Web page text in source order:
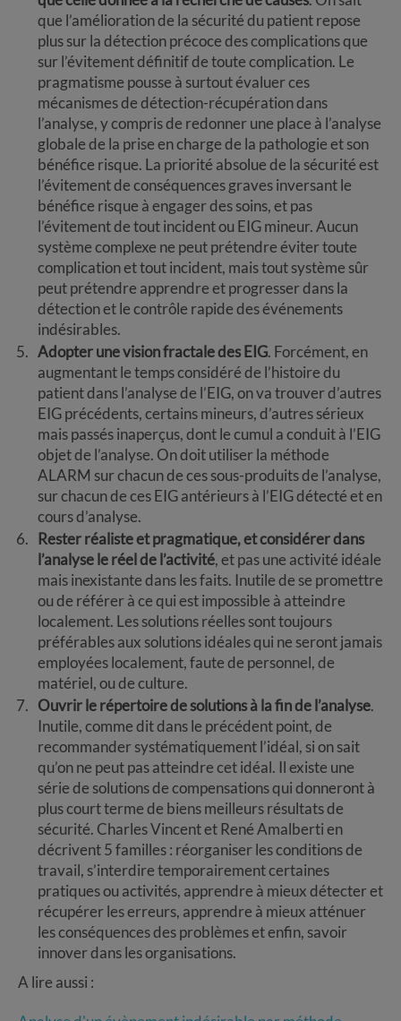
que l’amélioration de la sécurité du patient repose
plus sur la détection précoce des complications que
sur l’évitement définitif de toute complication. Le
pragmatisme pousse à surtout évaluer ces
mécanismes de détection-récupération dans
l’analyse, y compris de redonner une place à l’analyse
globale de la prise en charge de la pathologie et son
bénéfice risque. La priorité absolue de la sécurité est
l’évitement de conséquences graves inversant le
bénéfice risque à engager des soins, et pas
l’évitement de tout incident ou EIG mineur. Aucun
système complexe ne peut prétendre éviter toute
complication et tout incident, mais tout système sûr
peut prétendre apprendre et progresser dans la
détection et le contrôle rapide des événements
indésirables.
Adopter une vision fractale des EIG. Forcément, en
augmentant le temps considéré de l’histoire du
patient dans l’analyse de l’EIG, on va trouver d’autres
EIG précédents, certains mineurs, d’autres sérieux
mais passés inaperçus, dont le cumul a conduit à l’EIG
objet de l’analyse. On doit utiliser la méthode
ALARM sur chacun de ces sous-produits de l’analyse,
sur chacun de ces EIG antérieurs à l’EIG détecté et en
cours d’analyse.
Rester réaliste et pragmatique, et considérer dans
l’analyse le réel de l’activité, et pas une activité idéale
mais inexistante dans les faits. Inutile de se promettre
ou de référer à ce qui est impossible à atteindre
localement. Les solutions réelles sont toujours
préférables aux solutions idéales qui ne seront jamais
employées localement, faute de personnel, de
matériel, ou de culture.
Ouvrir le répertoire de solutions à la fin de l’analyse.
Inutile, comme dit dans le précédent point, de
recommander systématiquement l’idéal, si on sait
qu’on ne peut pas atteindre cet idéal. Il existe une
série de solutions de compensations qui donneront à
plus court terme de biens meilleurs résultats de
sécurité. Charles Vincent et René Amalberti en
décrivent 5 familles : réorganiser les conditions de
travail, s’interdire temporairement certaines
pratiques ou activités, apprendre à mieux détecter et
récupérer les erreurs, apprendre à mieux atténuer
les conséquences des problèmes et enfin, savoir
innover dans les organisations.
A lire aussi :